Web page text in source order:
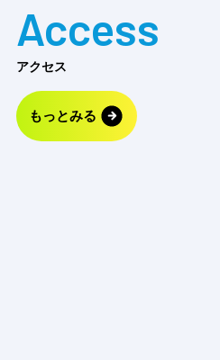
Access
アクセス
もっとみる